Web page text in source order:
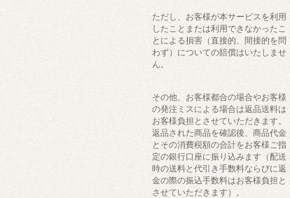
ただし、お客様が本サービスを利用
したことまたは利用できなかったこ
とによる損害（直接的、間接的を問
わず）についての賠償はいたしませ
ん。
その他、お客様都合の場合やお客様
の発注ミスによる場合は返品送料は
お客様負担とさせていただきます。
返品された商品を確認後、商品代金
とその消費税額の合計をお客様ご指
定の銀行口座に振り込みます（配送
時の送料と代引き手数料ならびに返
金の際の振込手数料はお客様負担と
させていただきます）。